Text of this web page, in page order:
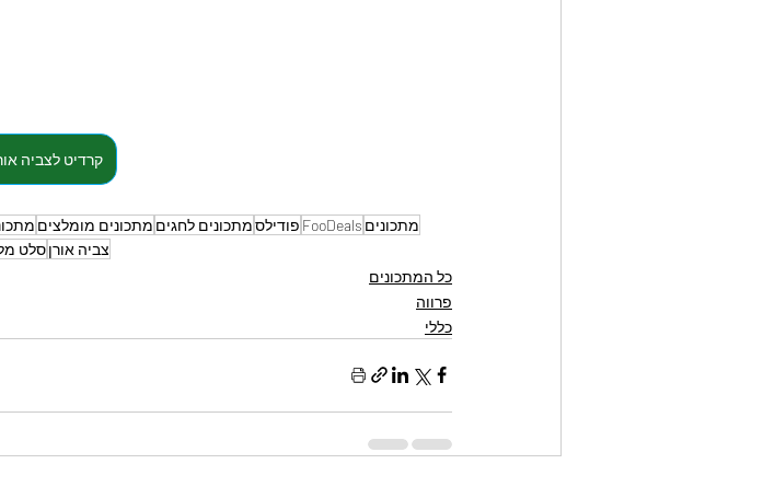
קרדיט לצביה
מתכונים FooDeals פודילסמתכונים לחגים מתכונים מומלצים
צביה אורןסלט
כל המתכונים
פרווה
כללי